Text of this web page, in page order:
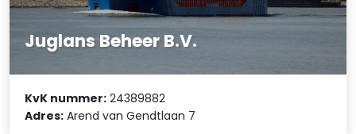
Juglans Beheer B.V.
KvK nummer: 24389882
Adres: Arend van Gendtlaan 7